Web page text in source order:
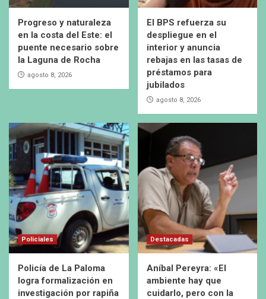
Progreso y naturaleza
en la costa del Este: el
puente necesario sobre
la Laguna de Rocha
agosto 8, 2026
El BPS refuerza su
despliegue en el
interior y anuncia
rebajas en las tasas de
préstamos para
jubilados
agosto 8, 2026
Policiales
Policía de La Paloma
logra formalización en
investigación por rapiña
Destacadas
Aníbal Pereyra: «El
ambiente hay que
cuidarlo, pero con la